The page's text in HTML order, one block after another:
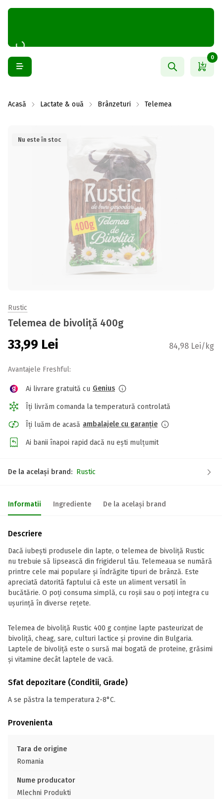
0
Acasă Lactate & ouă Brânzeturi Telemea
Nu este în stoc
Rustic
Telemea de bivoliță 400g
33,99 Lei 84,98 Lei/kg
Avantajele Freshful:
Ai livrare gratuită cu Genius
Îți livrăm comanda la temperatură controlată
Îți luăm de acasă ambalajele cu garanție
Ai banii înapoi rapid dacă nu ești mulțumit
De la același brand: Rustic
Informatii Ingrediente De la același brand
Descriere
Dacă iubești produsele din lapte, o telemea de bivoliță Rustic
nu trebuie să lipsească din frigiderul tău. Telemeaua se numără
printre cele mai populare și îndrăgite tipuri de brânză. Este
apreciată datorită faptului că este un aliment versatil în
bucătărie. O poți consuma simplă, cu roșii sau o poți integra cu
ușurință în diverse rețete.
Telemea de bivoliță Rustic 400 g conține lapte pasteurizat de
bivoliță, cheag, sare, culturi lactice și provine din Bulgaria.
Laptele de bivoliță este o sursă mai bogată de proteine, grăsimi
și vitamine decât laptele de vacă.
Sfat depozitare (Conditii, Grade)
A se păstra la temperatura 2-8°C.
Provenienta
Tara de origine
Romania
Nume producator
Mlechni Produkti